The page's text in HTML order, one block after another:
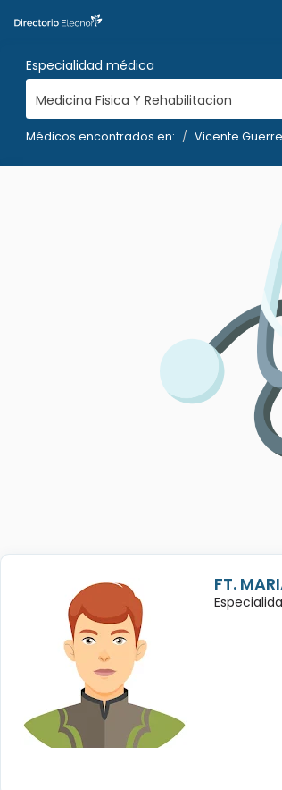
Especialidad médica
Medicina Fisica Y Rehabilitacion
Médicos encontrados en: Vicente
FT.